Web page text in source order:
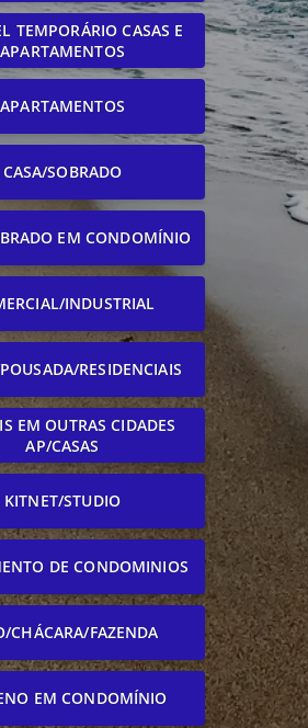
TEMPORÁRIO CASAS E
APARTAMENTOS
APARTAMENTOS
CASA/SOBRADO
EM CONDOMÍNIO
INDUSTRIAL
RESIDENCIAIS
EM OUTRAS CIDADES
AP/CASAS
KITNET/STUDIO
DE CONDOMINIOS
CHÁCARA/FAZENDA
EM CONDOMÍNIO